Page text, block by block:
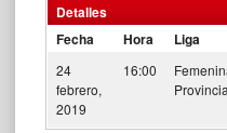
Detalles
Fecha
Hora Liga
24
febrero,
2019
16:00